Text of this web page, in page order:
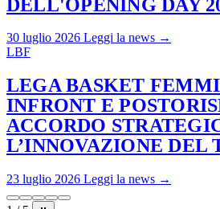
DELL'OPENING DAY
30 luglio 2026 Leggi la news →
LBF
LEGA BASKET
INFRONT E
ACCORDO
L’INNOVAZIONE DEL
23 luglio 2026 Leggi la news →